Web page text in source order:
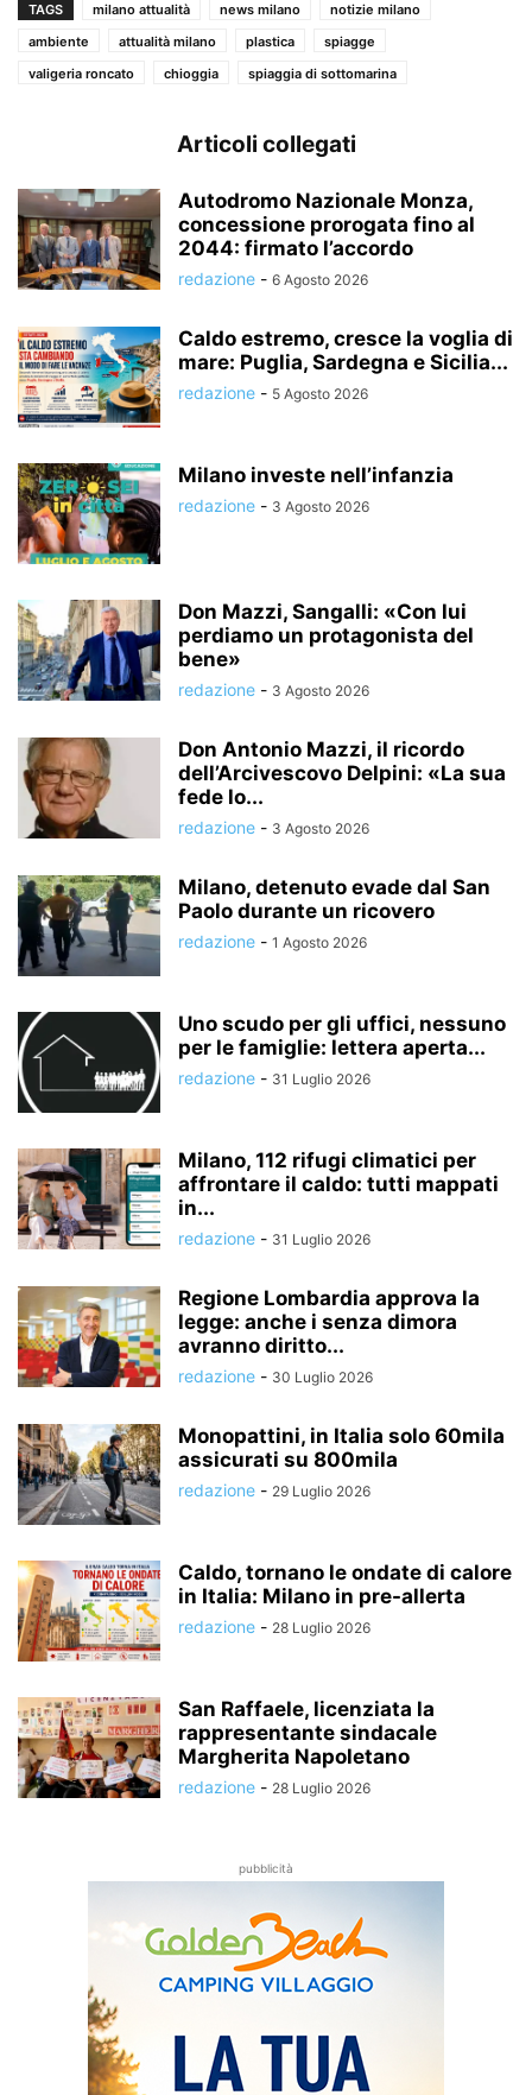
TAGS milano attualità news milano
notizie milano
ambiente
attualità milano plastica
spiagge
valigeria roncato
chioggia spiaggia di sottomarina
Articoli collegati
Autodromo Nazionale Monza,
concessione prorogata fino al
2044: firmato l’accordo
redazione - 6 Agosto 2026
Caldo estremo, cresce la voglia di
mare: Puglia, Sardegna e Sicilia...
redazione - 5 Agosto 2026
Milano investe nell’infanzia
redazione - 3 Agosto 2026
Don Mazzi, Sangalli: «Con lui
perdiamo un protagonista del
bene»
redazione - 3 Agosto 2026
Don Antonio Mazzi, il ricordo
dell’Arcivescovo Delpini: «La sua
fede lo...
redazione - 3 Agosto 2026
Milano, detenuto evade dal San
Paolo durante un ricovero
redazione - 1 Agosto 2026
Uno scudo per gli uffici, nessuno
per le famiglie: lettera aperta...
redazione - 31 Luglio 2026
Milano, 112 rifugi climatici per
affrontare il caldo: tutti mappati
in...
redazione - 31 Luglio 2026
Regione Lombardia approva la
legge: anche i senza dimora
avranno diritto...
redazione - 30 Luglio 2026
Monopattini, in Italia solo 60mila
assicurati su 800mila
redazione - 29 Luglio 2026
Caldo, tornano le ondate di calore
in Italia: Milano in pre-allerta
redazione - 28 Luglio 2026
San Raffaele, licenziata la
rappresentante sindacale
Margherita Napoletano
redazione - 28 Luglio 2026
pubblicità